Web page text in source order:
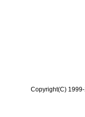
Copyright(C)